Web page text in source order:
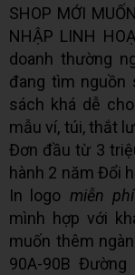
SHOP MỚI
NHẬP LINH
doanh thường
đang tìm nguồn
sách khá dễ
mẫu ví, túi, thắt
Đơn đầu từ 3
hành 2 năm Đổi
In logo miễn phí
mình hợp với
muốn thêm
90A-90B Đường